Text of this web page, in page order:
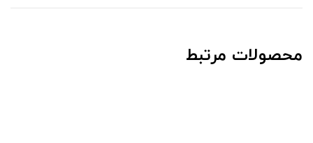
محصولات مرتبط